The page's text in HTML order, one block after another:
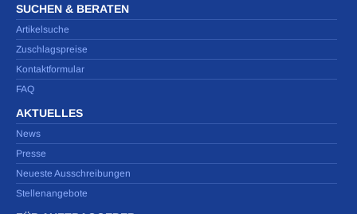
SUCHEN & BERATEN
Artikelsuche
Zuschlagspreise
Kontaktformular
FAQ
AKTUELLES
News
Presse
Neueste Ausschreibungen
Stellenangebote